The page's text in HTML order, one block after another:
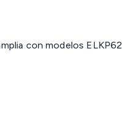
con modelos